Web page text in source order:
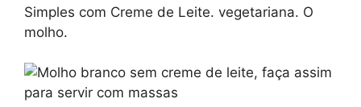
Simples com Creme de Leite. vegetariana. O
molho.